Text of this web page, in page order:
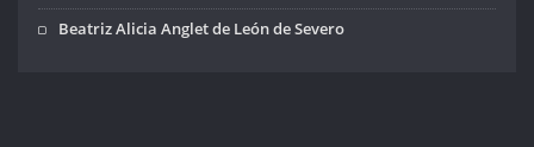
Beatriz Alicia Anglet de León de Severo